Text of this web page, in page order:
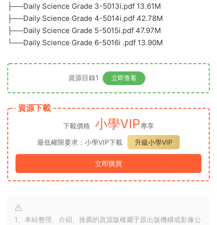
├──Daily Science Grade 3-5013i.pdf 13.61M
├──Daily Science Grade 4-5014i.pdf 42.78M
├──Daily Science Grade 5-5015i.pdf 47.97M
└──Daily Science Grade 6-5016i .pdf 13.90M
資源目錄1 立即查看
資源下載
下載價格 小學VIP專享
最低權限要求：小學VIP下載
升級小學VIP
立即購買
1、本站整理、介紹、推薦的資源版權屬于原出版機構或影像公